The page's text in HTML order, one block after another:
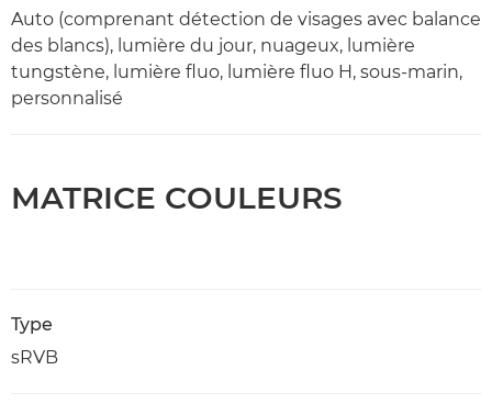
Auto (comprenant détection de visages avec balance
des blancs), lumière du jour, nuageux, lumière
tungstène, lumière fluo, lumière fluo H, sous-marin,
personnalisé
MATRICE COULEURS
Type
sRVB